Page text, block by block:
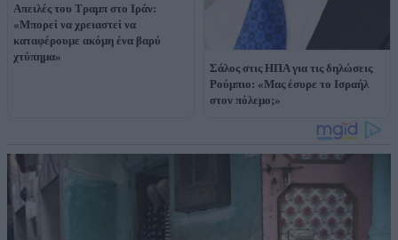
Απειλές του Τραμπ στο Ιράν:
«Μπορεί να χρειαστεί να
καταφέρουμε ακόμη ένα βαρύ
χτύπημα»
Σάλος στις ΗΠΑ για τις δηλώσεις
Ρούμπιο: «Μας έσυρε το Ισραήλ
στον πόλεμο;»